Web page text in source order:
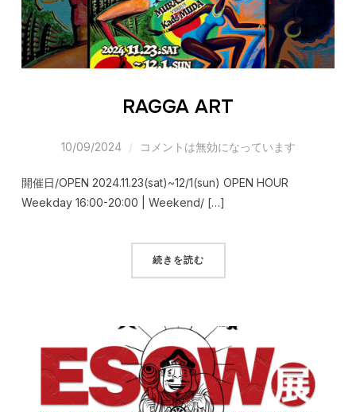
RAGGA ART
10/09/2024 コメントは無効になっています
開催日/OPEN 2024.11.23(sat)~12/1(sun) OPEN HOUR
Weekday 16:00-20:00 | Weekend/ […]
続きを読む